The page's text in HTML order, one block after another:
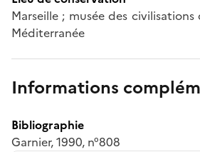
Marseille ; musée des
Méditerranée
Informations
Bibliographie
Garnier, 1990, n°808